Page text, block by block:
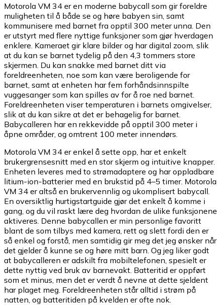
Motorola VM 34 er en moderne babycall som gir foreldre
muligheten til å både se og høre babyen sin, samt
kommunisere med barnet fra opptil 300 meter unna. Den
er utstyrt med flere nyttige funksjoner som gjør hverdagen
enklere. Kameraet gir klare bilder og har digital zoom, slik
at du kan se barnet tydelig på den 4,3 tommers store
skjermen. Du kan snakke med barnet ditt via
foreldreenheten, noe som kan være beroligende for
barnet, samt at enheten har fem forhåndsinnspilte
vuggesanger som kan spilles av for å roe ned barnet.
Foreldreenheten viser temperaturen i barnets omgivelser,
slik at du kan sikre at det er behagelig for barnet.
Babycalleren har en rekkevidde på opptil 300 meter i
åpne områder, og omtrent 100 meter innendørs.
Motorola VM 34 er enkel å sette opp, har et enkelt
brukergrensesnitt med en stor skjerm og intuitive knapper.
Enheten leveres med to strømadaptere og har oppladbare
litium-ion-batterier med en brukstid på 4–5 timer. Motorola
VM 34 er altså en brukervennlig og ukomplisert babycall.
En oversiktlig hurtigstartguide gjør det enkelt å komme i
gang, og du vil raskt lære deg hvordan de ulike funksjonene
aktiveres. Denne babycallen er min personlige favoritt
blant de som tilbys med kamera, rett og slett fordi den er
så enkel og forstå, men samtidig gir meg det jeg ønsker når
det gjelder å kunne se og høre mitt barn. Og jeg liker godt
at babycalleren er adskilt fra mobiltelefonen, spesielt er
dette nyttig ved bruk av barnevakt. Batteritid er oppført
som et minus, men det er verdt å nevne at dette sjeldent
har plaget meg. Foreldreenheten står alltid i strøm på
natten, og batteritiden på kvelden er ofte nok.